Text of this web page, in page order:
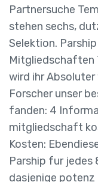
Partnersuche
stehen sechs,
Selektion.
Mitgliedschaften
wird ihr
Forscher unser
fanden: 4
mitgliedschaft
Kosten:
Parship fur jedes
dasjenige potenz